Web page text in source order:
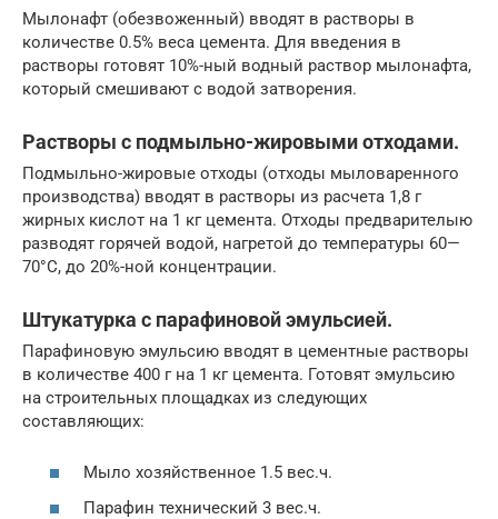
Мылонафт (обезвоженный) вводят в растворы в
количестве 0.5% веса цемента. Для введения в
растворы готовят 10%-ный водный раствор мылонафта,
который смешивают с водой затворения.
Растворы с подмыльно-жировыми отходами.
Подмыльно-жировые отходы (отходы мыловаренного
производства) вводят в растворы из расчета 1,8 г
жирных кислот на 1 кг цемента. Отходы предварителыю
разводят горячей водой, нагретой до температуры 60—
70°С, до 20%-ной концентрации.
Штукатурка с парафиновой эмульсией.
Парафиновую эмульсию вводят в цементные растворы
в количестве 400 г на 1 кг цемента. Готовят эмульсию
на строительных площадках из следующих
составляющих:
Мыло хозяйственное 1.5 вес.ч.
Парафин технический 3 вес.ч.